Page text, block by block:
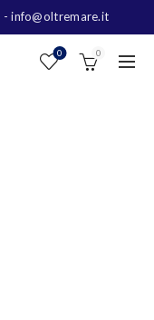
- info@oltremare.it
0 0